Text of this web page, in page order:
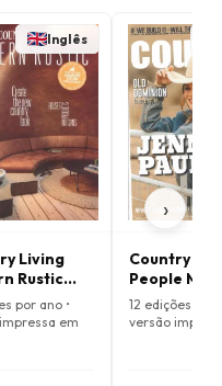
Inglês
Living
Rustic
por ano •
em
Country
People
12 edições por
versão
›